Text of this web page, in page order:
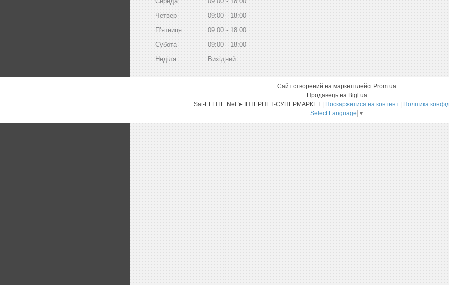
Четвер
09:00
18:00
Пʼятниця
09:00
18:00
Субота
09:00
18:00
Неділя
Вихідний
Сайт створений на маркетплейсі Prom.ua
Продавець на Bigl.ua
Sat-ELLITE.Net ➤ ІНТЕРНЕТ-СУПЕРМАРКЕТ | Поскаржитися на контент | Політика
Select Language ▼